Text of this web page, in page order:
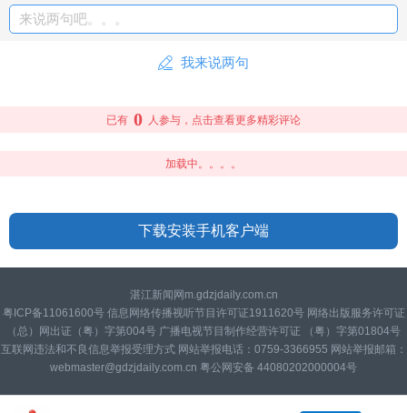
来说两句吧。。。
我来说两句
已有 0 人参与，点击查看更多精彩评论
加载中。。。。
下载安装手机客户端
湛江新闻网m.gdzjdaily.com.cn
粤ICP备11061600号 信息网络传播视听节目许可证1911620号 网络出版服务许可证
（总）网出证（粤）字第004号 广播电视节目制作经营许可证 （粤）字第01804号
互联网违法和不良信息举报受理方式 网站举报电话：0759-3366955 网站举报邮箱：
webmaster@gdzjdaily.com.cn 粤公网安备 44080202000004号